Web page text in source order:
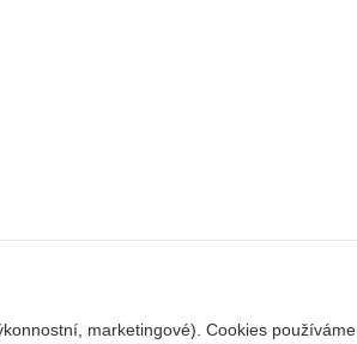
marketingové). Cookies používáme